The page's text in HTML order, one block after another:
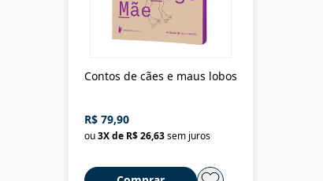
Contos de cães e maus lobos
R$ 79,90
ou3X de R$ 26,63sem juros